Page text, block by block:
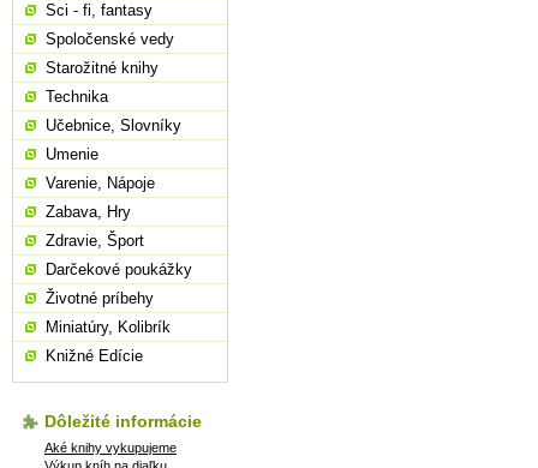
Sci - fi, fantasy
Spoločenské vedy
Starožitné knihy
Technika
Učebnice, Slovníky
Umenie
Varenie, Nápoje
Zabava, Hry
Zdravie, Šport
Darčekové poukážky
Životné príbehy
Miniatúry, Kolibrík
Knižné Edície
Dôležité informácie
Aké knihy vykupujeme